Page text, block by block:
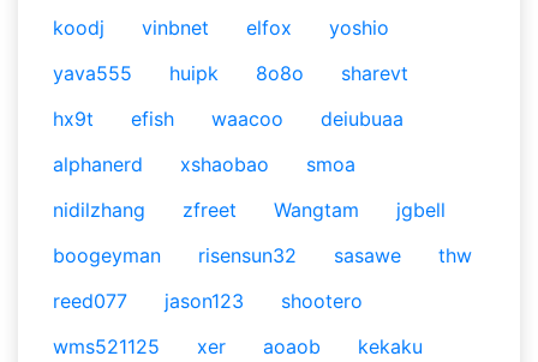
koodj
vinbnet elfox
yoshio
yava555
huipk 8o8o
sharevt
hx9t
efish waacoo
deiubuaa
alphanerd
xshaobao
smoa
nidilzhang
zfreet Wangtam
jgbell
boogeyman
risensun32 sasawe
thw
reed077
jason123
shootero
wms521125
xer aoaob
kekaku